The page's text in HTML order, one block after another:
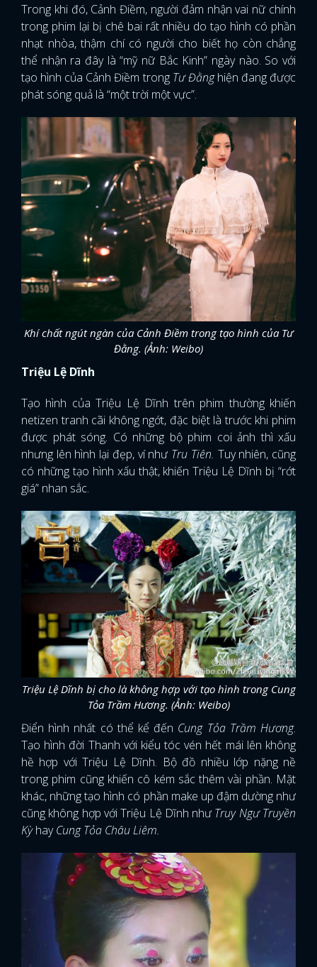
Trong khi đó, Cảnh Điềm, người đảm nhận vai nữ chính
trong phim lại bị chê bai rất nhiều do tạo hình có phần
nhạt nhòa, thậm chí có người cho biết họ còn chẳng
thể nhận ra đây là “mỹ nữ Bắc Kinh” ngày nào. So với
tạo hình của Cảnh Điềm trongTư Đằnghiện đang được
phát sóng quả là “một trời một vực”.
Khí chất ngút ngàn của Cảnh Điềm trong tạo hình của Tư
Đằng. (Ảnh: Weibo)
Triệu Lệ Dĩnh
Tạo hình của Triệu Lệ Dĩnh trên phim thường khiến
netizen tranh cãi không ngớt, đặc biệt là trước khi phim
được phát sóng. Có những bộ phim coi ảnh thì xấu
nhưng lên hình lại đẹp, ví như Tru Tiên. Tuy nhiên, cũng
có những tạo hình xấu thật, khiến Triệu Lệ Dĩnh bị “rớt
giá” nhan sắc.
Triệu Lệ Dĩnh bị cho là không hợp với tạo hình trong Cung
Tỏa Trầm Hương. (Ảnh: Weibo)
Điển hình nhất có thể kể đến Cung Tỏa Trầm Hương.
Tạo hình đời Thanh với kiểu tóc vén hết mái lên không
hề hợp với Triệu Lệ Dĩnh. Bộ đồ nhiều lớp nặng nề
trong phim cũng khiến cô kém sắc thêm vài phần. Mặt
khác, những tạo hình có phần make up đậm dường như
cũng không hợp với Triệu Lệ Dĩnh như Truy Ngư Truyền
KỳhayCung Tỏa Châu Liêm.